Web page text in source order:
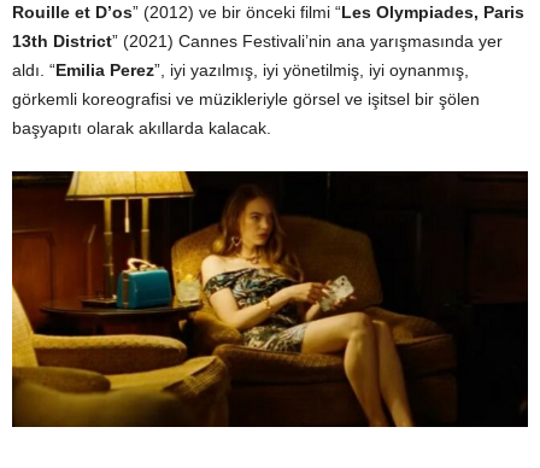
Rouille et D’os” (2012) ve bir önceki filmi “Les Olympiades, Paris
13th District” (2021) Cannes Festivali’nin ana yarışmasında yer
aldı. “Emilia Perez”, iyi yazılmış, iyi yönetilmiş, iyi oynanmış,
görkemli koreografisi ve müzikleriyle görsel ve işitsel bir şölen
başyapıtı olarak akıllarda kalacak.